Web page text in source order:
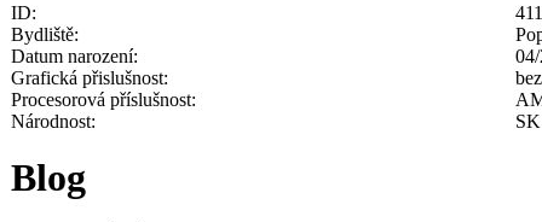
ID:
Bydliště:
Datum narození:
Grafická přislušnost:
Procesorová příslušnost:
Národnost:
SK
Blog